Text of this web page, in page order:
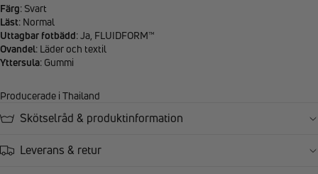
Färg: Svart
Läst: Normal
Uttagbar fotbädd: Ja, FLUIDFORM™
Ovandel: Läder och textil
Yttersula: Gummi
Producerade i Thailand
Skötselråd & produktinformation
Leverans & retur